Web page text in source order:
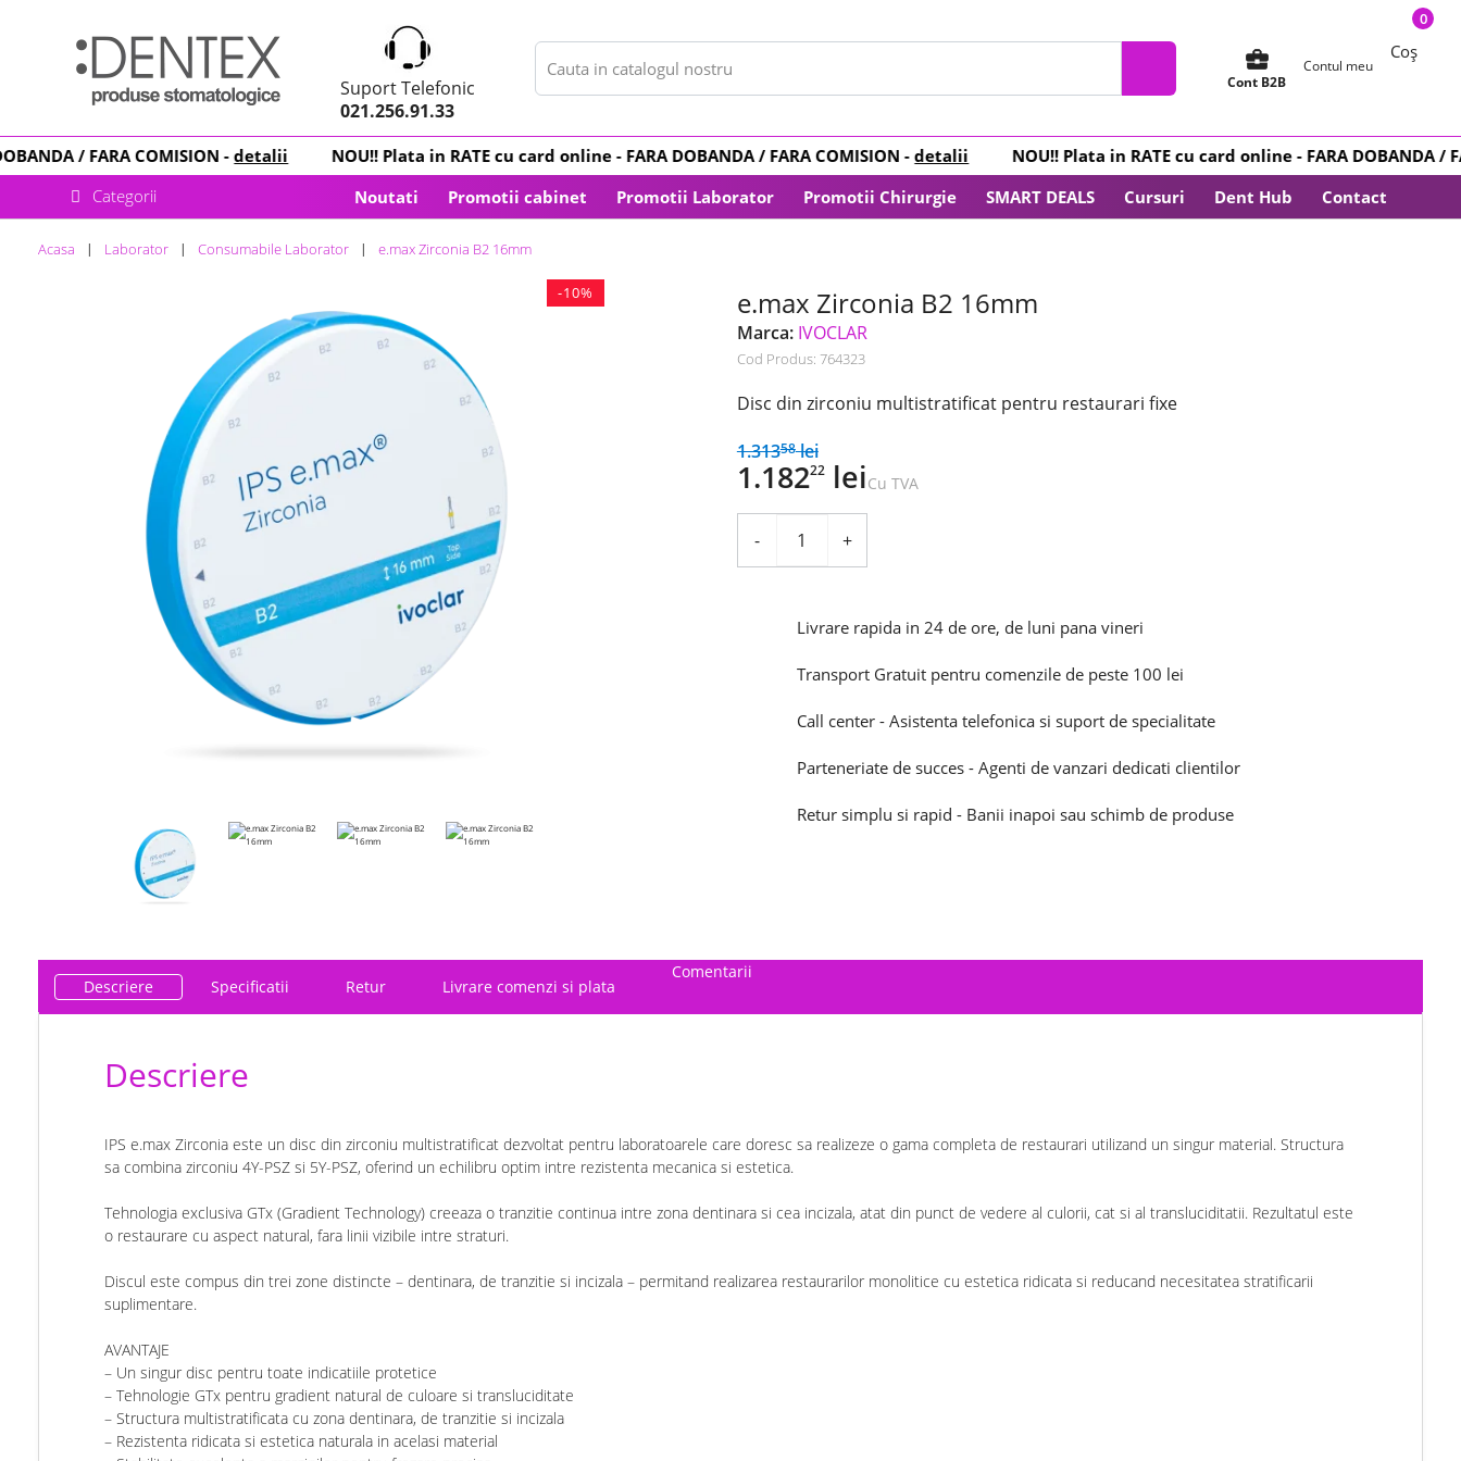
Suport Telefonic
021.256.91.33
business_center
Cont B2B
Contul meu
Coș
0
/ FARA COMISION -detalii !! Plata inRATEcu card online -FARA DOBANDA/ FARA COMISION -detalii !! Plata inRATEcu card online -FARA DOBANDA/ FARA
Categorii
Noutati Promotii cabinet Promotii Laborator Promotii Chirurgie SMART DEALS Cursuri Dent Hub Contact
Acasa Laborator Consumabile Laborator e.max Zirconia B2 16mm
-10% e.max Zirconia B2 16mm
Marca: IVOCLAR
Cod Produs: 764323
Disc din zirconiu multistratificat pentru restaurari fixe
1.31358lei
1.18222leiCu TVA
- +
Livrare rapida in 24 de ore, de luni pana vineri
Transport Gratuit pentru comenzile de peste 100 lei
Call center - Asistenta telefonica si suport de specialitate
Parteneriate de succes - Agenti de vanzari dedicati clientilor
Retur simplu si rapid - Banii inapoi sau schimb de produse
Descriere Specificatii Retur Livrare comenzi si plata
Comentarii
Descriere
IPS e.max Zirconia este un disc din zirconiu multistratificat dezvoltat pentru laboratoarele care doresc sa realizeze o gama completa de restaurari utilizand un singur material. Structura
sa combina zirconiu 4Y-PSZ si 5Y-PSZ, oferind un echilibru optim intre rezistenta mecanica si estetica.
Tehnologia exclusiva GTx (Gradient Technology) creeaza o tranzitie continua intre zona dentinara si cea incizala, atat din punct de vedere al culorii, cat si al transluciditatii. Rezultatul este
o restaurare cu aspect natural, fara linii vizibile intre straturi.
Discul este compus din trei zone distincte – dentinara, de tranzitie si incizala – permitand realizarea restaurarilor monolitice cu estetica ridicata si reducand necesitatea stratificarii
suplimentare.
AVANTAJE
– Un singur disc pentru toate indicatiile protetice
– Tehnologie GTx pentru gradient natural de culoare si transluciditate
– Structura multistratificata cu zona dentinara, de tranzitie si incizala
– Rezistenta ridicata si estetica naturala in acelasi material